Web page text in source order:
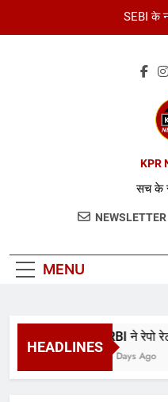
SEBI के
RBI ने
SEBI के
कॉमनवेल्थ गेम्स
KPR
सच के
NEWSLETTER
MENU
HEADLINES
RBI ने रेपो
3 Days Ago